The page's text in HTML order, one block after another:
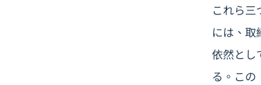
これら
には、
依然とし
る。こ